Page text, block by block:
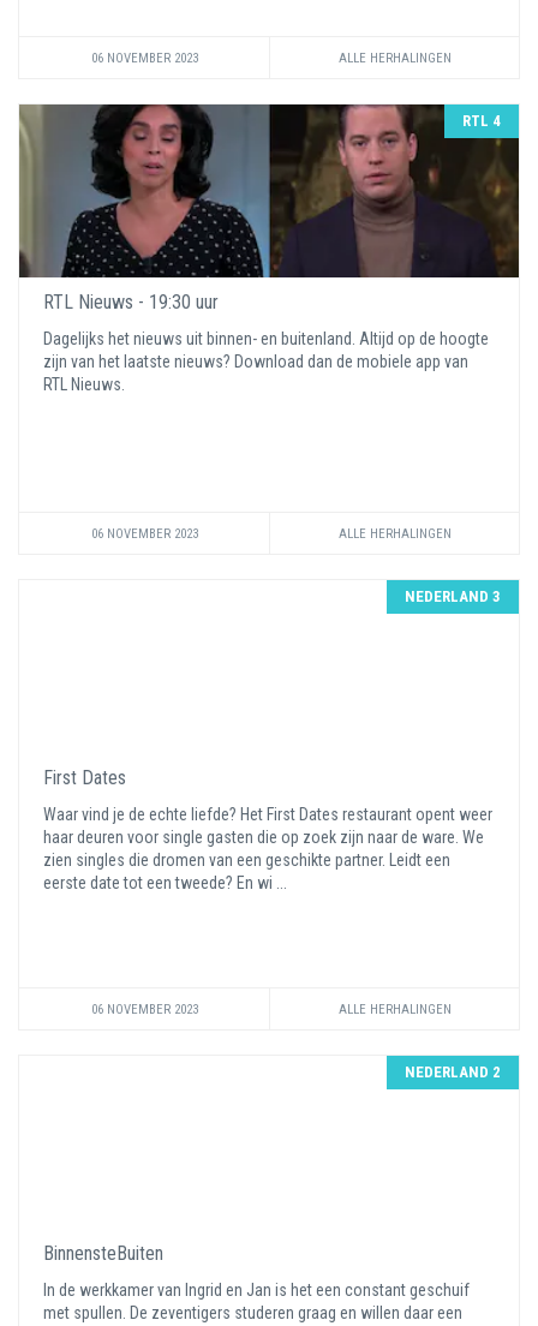
06 NOVEMBER 2023 ALLE HERHALINGEN
RTL 4
RTL Nieuws - 19:30 uur
Dagelijks het nieuws uit binnen- en buitenland. Altijd op de hoogte
zijn van het laatste nieuws? Download dan de mobiele app van
RTL Nieuws.
06 NOVEMBER 2023 ALLE HERHALINGEN
NEDERLAND 3
First Dates
Waar vind je de echte liefde? Het First Dates restaurant opent weer
haar deuren voor single gasten die op zoek zijn naar de ware. We
zien singles die dromen van een geschikte partner. Leidt een
eerste date tot een tweede? En wi ...
06 NOVEMBER 2023 ALLE HERHALINGEN
NEDERLAND 2
BinnensteBuiten
In de werkkamer van Ingrid en Jan is het een constant geschuif
met spullen. De zeventigers studeren graag en willen daar een